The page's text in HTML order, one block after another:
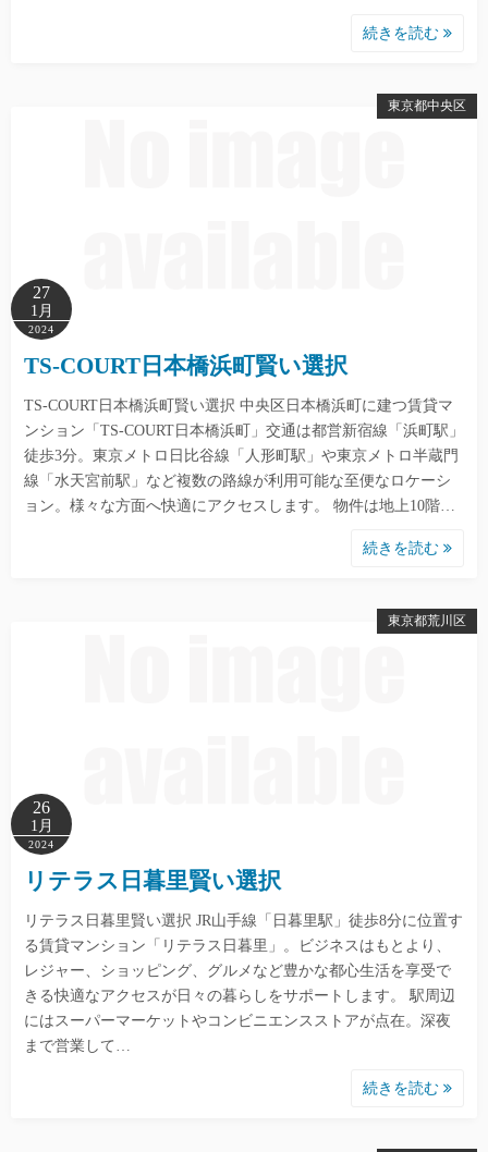
続きを読む
東京都中央区
27
1月
2024
TS-COURT日本橋浜町賢い選択
TS-COURT日本橋浜町賢い選択 中央区日本橋浜町に建つ賃貸マ
ンション「TS-COURT日本橋浜町」交通は都営新宿線「浜町駅」
徒歩3分。東京メトロ日比谷線「人形町駅」や東京メトロ半蔵門
線「水天宮前駅」など複数の路線が利用可能な至便なロケーシ
ョン。様々な方面へ快適にアクセスします。 物件は地上10階…
続きを読む
東京都荒川区
26
1月
2024
リテラス日暮里賢い選択
リテラス日暮里賢い選択 JR山手線「日暮里駅」徒歩8分に位置す
る賃貸マンション「リテラス日暮里」。ビジネスはもとより、
レジャー、ショッピング、グルメなど豊かな都心生活を享受で
きる快適なアクセスが日々の暮らしをサポートします。 駅周辺
にはスーパーマーケットやコンビニエンスストアが点在。深夜
まで営業して…
続きを読む